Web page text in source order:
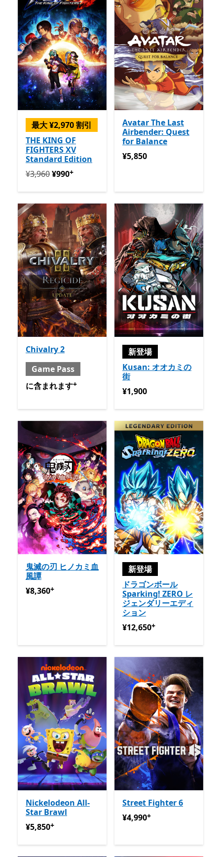
最大 ¥2,970 割引
THE KING OF
FIGHTERS XV
Standard Edition
定価 ¥3,960 今すぐ ¥990
¥3,960¥990+
Avatar The Last
Airbender: Quest
for Balance
¥5,850
¥5,850
Chivalry 2
Game Pass
含まれる と Game Pass
に含まれます+
新登場
Kusan: オオカミの
街
¥1,900
¥1,900
鬼滅の刃 ヒノカミ血
風譚
¥8,360アプリ内購入が提供されています
¥8,360+
新登場
ドラゴンボール
Sparking! ZERO レ
ジェンダリーエディ
ション
¥12,650アプリ内購入が提
¥12,650+
Nickelodeon All-
Star Brawl
¥5,850アプリ内購入が提供されています
¥5,850+
Street Fighter 6
¥4,990アプリ内購入が提供
¥4,990+